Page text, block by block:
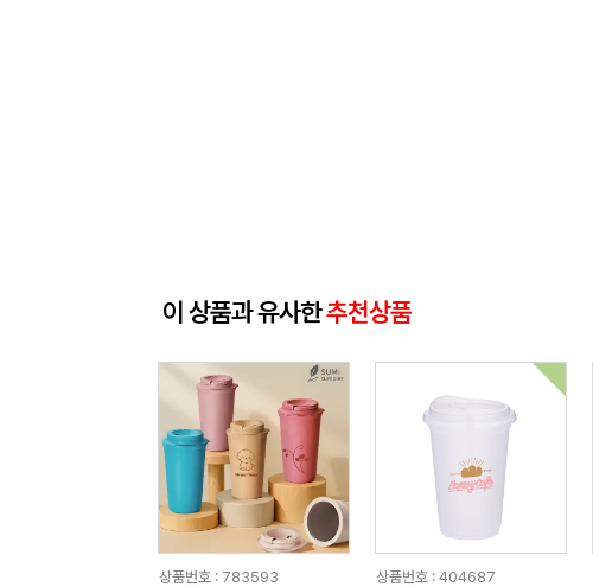
이 상품과 유사한추천상품
상품번호 : 783593
상품번호 : 404687